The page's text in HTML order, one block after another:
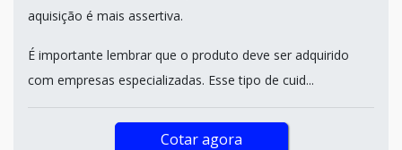
aquisição é mais assertiva.
É importante lembrar que o produto deve ser adquirido
com empresas especializadas. Esse tipo de cuid...
Cotar agora